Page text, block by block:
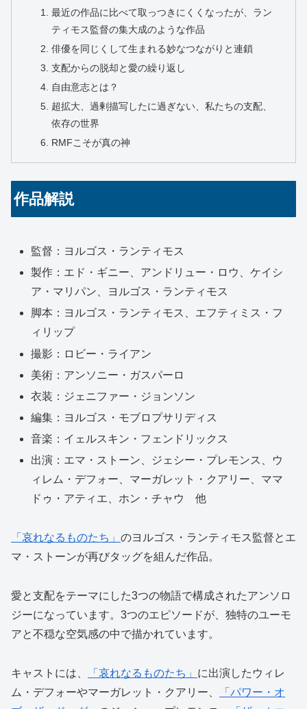
最近の作品に比べて取っつきにくくなったが、ラン
ティモス監督の集大成のような作品
俳優を同じくして生まれる妙なつながりと連鎖
支配からの脱却と愛の繰り返し
自由意志とは？
超拡大、過剰描写したに過ぎない、私たちの支配、
依存の世界
RMFこそが真の神
作品解説
監督：ヨルゴス・ランティモス
製作：エド・ギニー、アンドリュー・ロウ、ケイシ
ア・マリパン、ヨルゴス・ランティモス
脚本：ヨルゴス・ランティモス、エフティミス・フ
ィリップ
撮影：ロビー・ライアン
美術：アンソニー・ガスパーロ
衣装：ジェニファー・ジョンソン
編集：ヨルゴス・モブロプサリディス
音楽：イェルスキン・フェンドリックス
出演：エマ・ストーン、ジェシー・プレモンス、ウ
ィレム・デフォー、マーガレット・クアリー、ママ
ドゥ・アティエ、ホン・チャウ 他
「哀れなるものたち」 のヨルゴス・ランティモス監督とエ
マ・ストーンが再びタッグを組んだ作品。
愛と支配をテーマにした3つの物語で構成されたアンソロ
ジーになっています。3つのエピソードが、独特のユーモ
アと不穏な空気感の中で描かれています。
キャストには、 「哀れなるものたち」 に出演したウィレ
ム・デフォーやマーガレット・クアリー、
「パワー・オ